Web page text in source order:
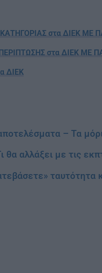
ΚΑΤΗΓΟΡΙΑΣ στα ΔΙΕΚ
ΠΕΡΙΠΤΩΣΗΣ στα ΔΙΕΚ
ΔΙΕΚ
– Τα
θα αλλάξει με τις
ταυτότητα